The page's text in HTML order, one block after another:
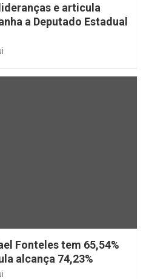
e articula
a Deputado Estadual
Fonteles tem 65,54%
alcança 74,23%